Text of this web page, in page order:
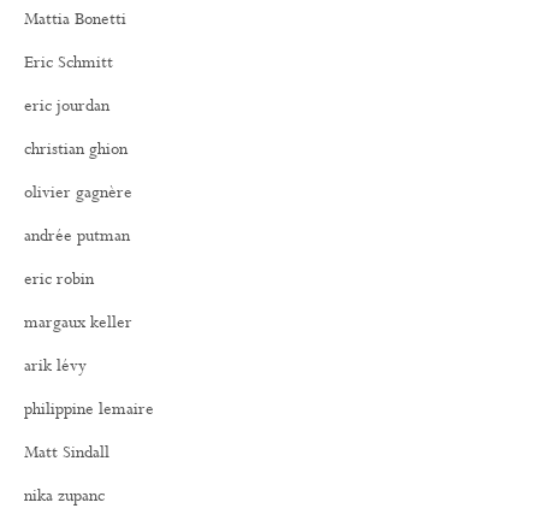
Mattia Bonetti
Eric Schmitt
eric jourdan
christian ghion
olivier gagnère
andrée putman
eric robin
margaux keller
arik lévy
philippine lemaire
Matt Sindall
nika zupanc